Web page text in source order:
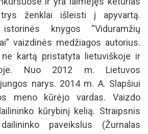
meno kūrėjo vardas. Vaizdo
kūrybinį kelią. Straipsnis
paveikslus (Žurnalas
paveikslai